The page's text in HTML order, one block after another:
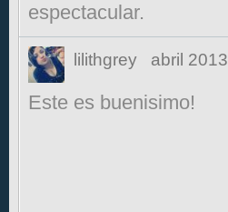
espectacular.
lilithgrey abril 2013
Este es buenisimo!